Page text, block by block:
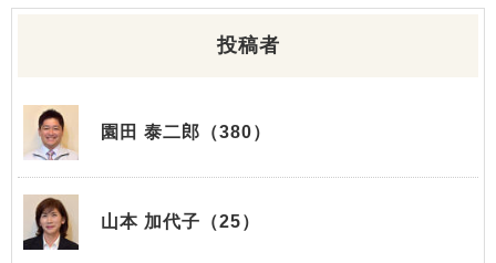
投稿者
園田 泰二郎（380）
山本 加代子（25）